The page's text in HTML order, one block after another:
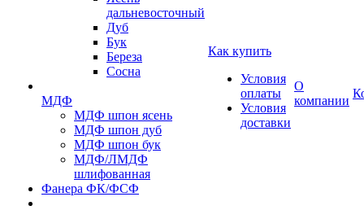
дальневосточный
Дуб
Бук
Береза
Сосна
МДФ
МДФ шпон ясень
МДФ шпон дуб
МДФ шпон бук
МДФ/ЛМДФ
шлифованная
Фанера ФК/ФСФ
Как купить
Условия
оплаты
Условия
доставки
О
компании